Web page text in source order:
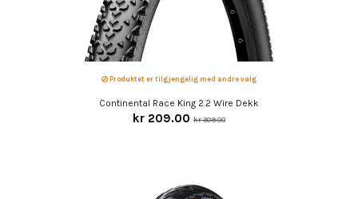
Produktet er tilgjengelig med andre valg
Continental Race King 2.2 Wire Dekk
kr 209.00 kr 309.00